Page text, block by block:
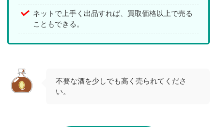
ネットで上手く出品すれば、買取価格以上で売る
こともできる。
不要な酒を少しでも高く売られてくださ
い。